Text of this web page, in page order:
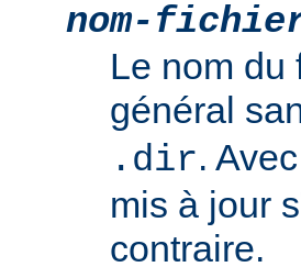
nom-
Le nom du
général
.dir.
mis à jour
contraire.